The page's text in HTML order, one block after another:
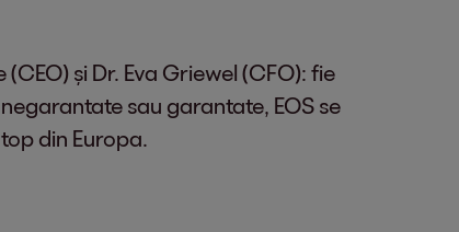
și Dr. Eva Griewel (CFO): fie
sau garantate, EOS se
din Europa.